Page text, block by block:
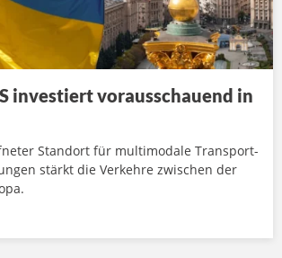
investiert vorausschauend in
Standort für multimodale Transport-
stärkt die Verkehre zwischen der